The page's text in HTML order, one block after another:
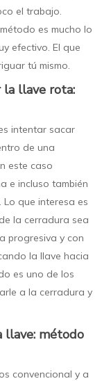
el trabajo.
es mucho lo
efectivo. El que
tú mismo.
la llave rota:
intentar sacar
de una
este caso
e incluso también
que interesa es
la cerradura sea
progresiva y con
la llave hacia
es uno de los
a la cerradura y
llave: método
convencional y a